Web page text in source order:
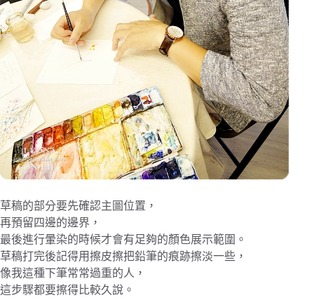
草稿的部分要先確認主圖位置，
再預留四邊的邊界，
最後進行暈染的時候才會有足夠的顏色展示範圍。
草稿打完後記得用擦皮擦把鉛筆的痕跡擦淡一些，
像我這種下筆常常過重的人，
這步驟都要擦得比較久說。